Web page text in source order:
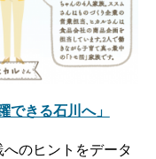
できる石川へ」
のヒントをデータ